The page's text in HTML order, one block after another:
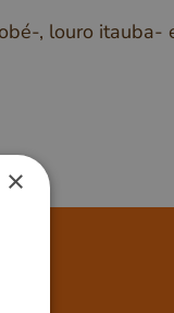
, louro itauba-
×